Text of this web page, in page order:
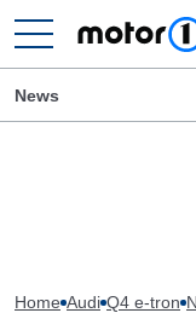
News
Home Audi Q4 e-tron